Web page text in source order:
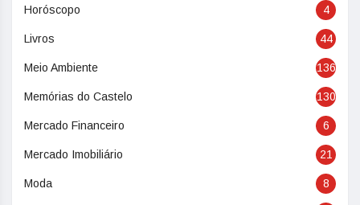
Horóscopo 4
Livros 44
Meio Ambiente 136
Memórias do Castelo 130
Mercado Financeiro 6
Mercado Imobiliário 21
Moda 8